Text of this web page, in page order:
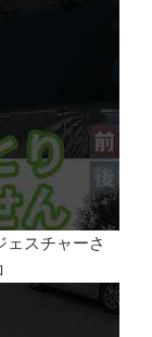
ェスチャーさ